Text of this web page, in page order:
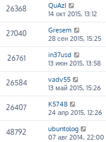
26368
QuAzI
14 окт 2015, 13:12
27040
Gresem
28 сен 2015, 15:25
26761
in37usd
13 июн 2015, 13:58
26584
vadv55
13 май 2015, 15:26
26407
K5748
24 апр 2015, 12:26
48792
ubuntolog
07 авг 2014, 22:00